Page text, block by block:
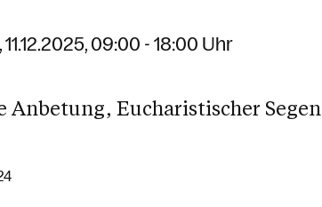
09:00 - 18:00 Uhr
Anbetung, Eucharistischer Segen